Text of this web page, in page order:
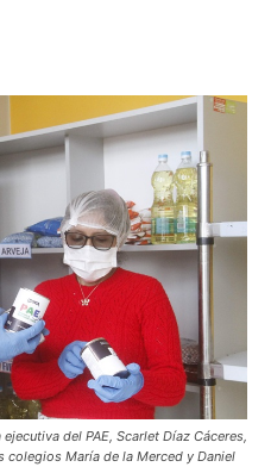
del PAE, Scarlet Díaz Cáceres,
colegios María de la Merced y Daniel